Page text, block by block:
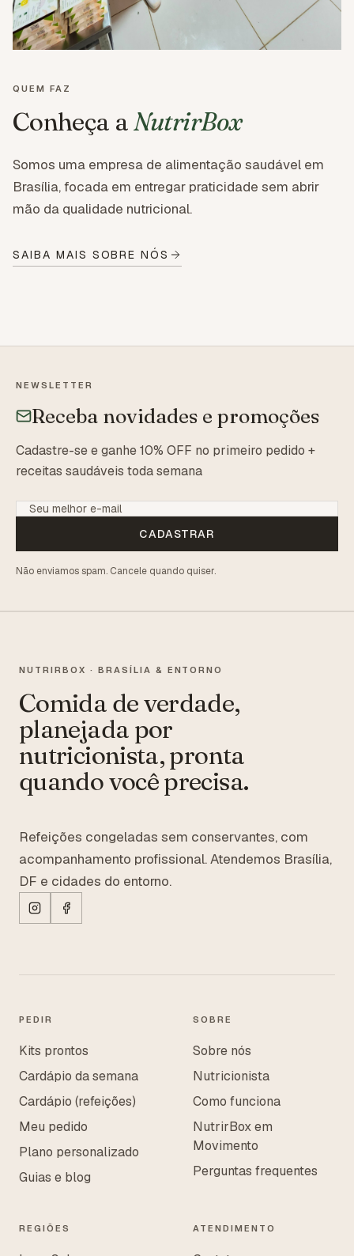
QUEM FAZ
Conheça aNutrirBox
Somos uma empresa de alimentação saudável em
Brasília, focada em entregar praticidade sem abrir
mão da qualidade nutricional.
SAIBA MAIS SOBRE NÓS
NEWSLETTER
Receba novidades e promoções
Cadastre-se e ganhe 10% OFF no primeiro pedido +
receitas saudáveis toda semana
CADASTRAR
Não enviamos spam. Cancele quando quiser.
NUTRIRBOX · BRASÍLIA & ENTORNO
Comida de verdade,
planejada por
nutricionista, pronta
quando você precisa.
Refeições congeladas sem conservantes, com
acompanhamento profissional. Atendemos Brasília,
DF e cidades do entorno.
PEDIR
Kits prontos
Cardápio da semana
Cardápio (refeições)
Meu pedido
Plano personalizado
Guias e blog
SOBRE
Sobre nós
Nutricionista
Como funciona
NutrirBox em
Movimento
Perguntas frequentes
REGIÕES ATENDIMENTO